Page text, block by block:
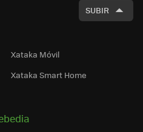
SUBIR
Xataka Móvil
Xataka Smart Home